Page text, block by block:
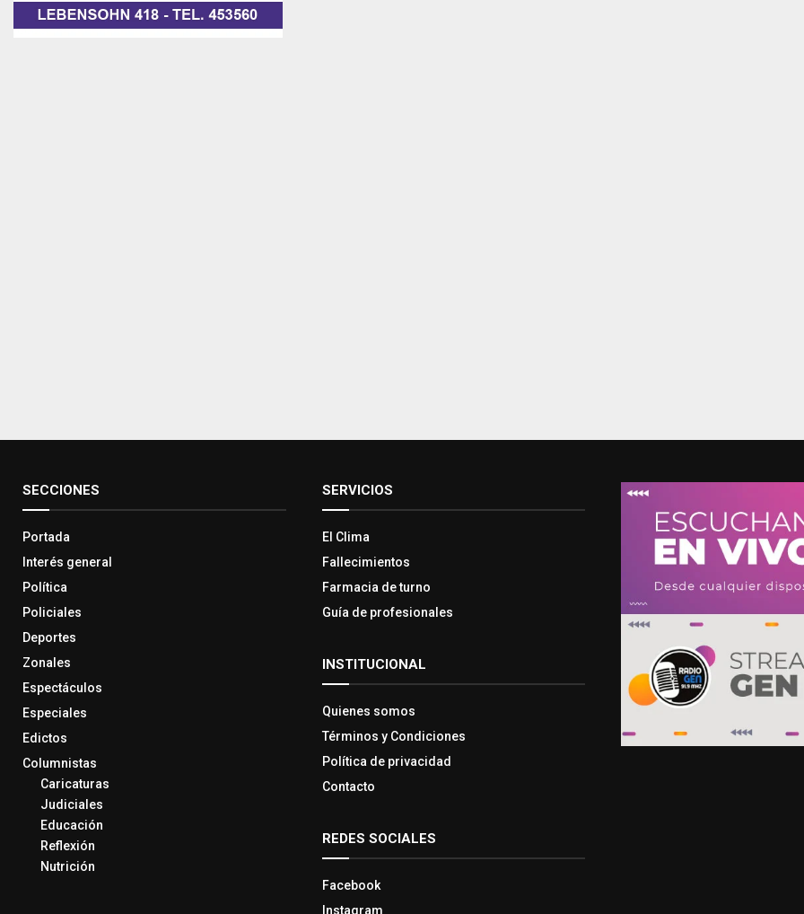
SECCIONES
Portada
Interés general
Política
Policiales
Deportes
Zonales
Espectáculos
Especiales
Edictos
Columnistas
Caricaturas
Judiciales
Educación
Reflexión
Nutrición
SERVICIOS
El Clima
Fallecimientos
Farmacia de turno
Guía de profesionales
INSTITUCIONAL
Quienes somos
Términos y Condiciones
Política de privacidad
Contacto
REDES SOCIALES
Facebook
Instagram